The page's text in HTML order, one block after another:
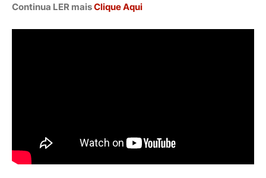
Continua LER maisClique Aqui